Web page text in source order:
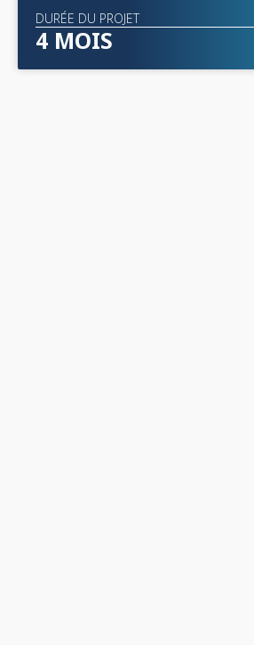
DURÉE DU PROJET
4 MOIS